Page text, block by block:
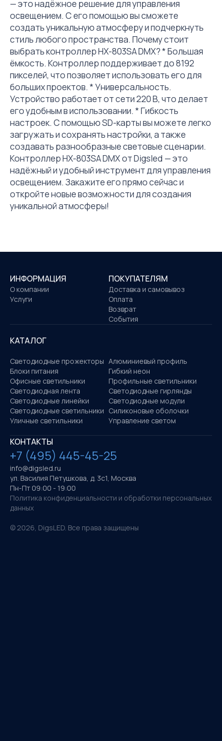
— это надёжное решение для управления
освещением. С его помощью вы сможете
создать уникальную атмосферу и подчеркнуть
стиль любого пространства. Почему стоит
выбрать контроллер HX-803SA DMX? * Большая
ёмкость. Контроллер поддерживает до 8192
пикселей, что позволяет использовать его для
больших проектов. * Универсальность.
Устройство работает от сети 220 В, что делает
его удобным в использовании. * Гибкость
настроек. С помощью SD-карты вы можете легко
загружать и сохранять настройки, а также
создавать разнообразные световые сценарии.
Контроллер HX-803SA DMX от Digsled — это
надёжный и удобный инструмент для управления
освещением. Закажите его прямо сейчас и
откройте новые возможности для создания
уникальной атмосферы!
ИНФОРМАЦИЯ
О компании
Услуги
ПОКУПАТЕЛЯМ
Доставка и самовывоз
Оплата
Возврат
События
КАТАЛОГ
Светодиодные прожекторы Алюминиевый профиль
Блоки питания
Гибкий неон
Офисные светильники
Профильные светильники
Светодиодная лента
Светодиодные гирлянды
Светодиодные линейки
Светодиодные модули
Светодиодные светильники Силиконовые оболочки
Уличные светильники
Управление светом
КОНТАКТЫ
+7 (495) 445-45-25
info@digsled.ru
ул. Василия Петушкова, д. 3с1, Москва
Пн-Пт 09:00 - 19:00
Политика конфиденциальности и обработки персональных
данных
© 2026, DigsLED. Все права защищены